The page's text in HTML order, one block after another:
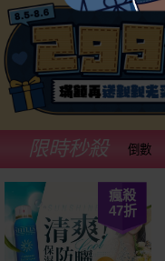
限時秒殺 倒數
瘋殺
47折